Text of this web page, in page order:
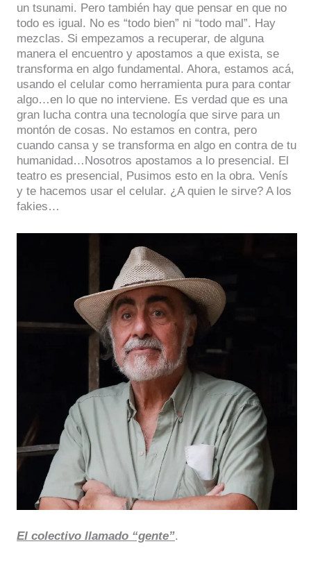
un tsunami. Pero también hay que pensar en que no
todo es igual. No es “todo bien” ni “todo mal”. Hay
mezclas. Si empezamos a recuperar, de alguna
manera el encuentro y apostamos a que exista, se
transforma en algo fundamental. Ahora, estamos acá,
usando el celular como herramienta pura para contar
algo…en lo que no interviene. Es verdad que es una
gran lucha contra una tecnología que sirve para un
montón de cosas. No estamos en contra, pero
cuando cansa y se transforma en algo en contra de tu
humanidad…Nosotros apostamos a lo presencial. El
teatro es presencial, Pusimos esto en la obra. Venís
y te hacemos usar el celular. ¿A quien le sirve? A los
fakies…
El colectivo llamado “gente”.